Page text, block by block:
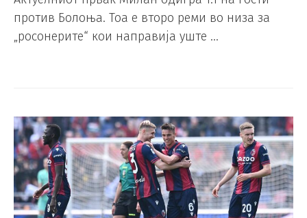
против Болоња. Тоа е второ реми во низа за
„росонерите“ кои направија уште …